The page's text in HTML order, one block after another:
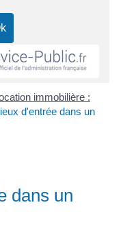
immobilière :
d'entrée dans un
dans un